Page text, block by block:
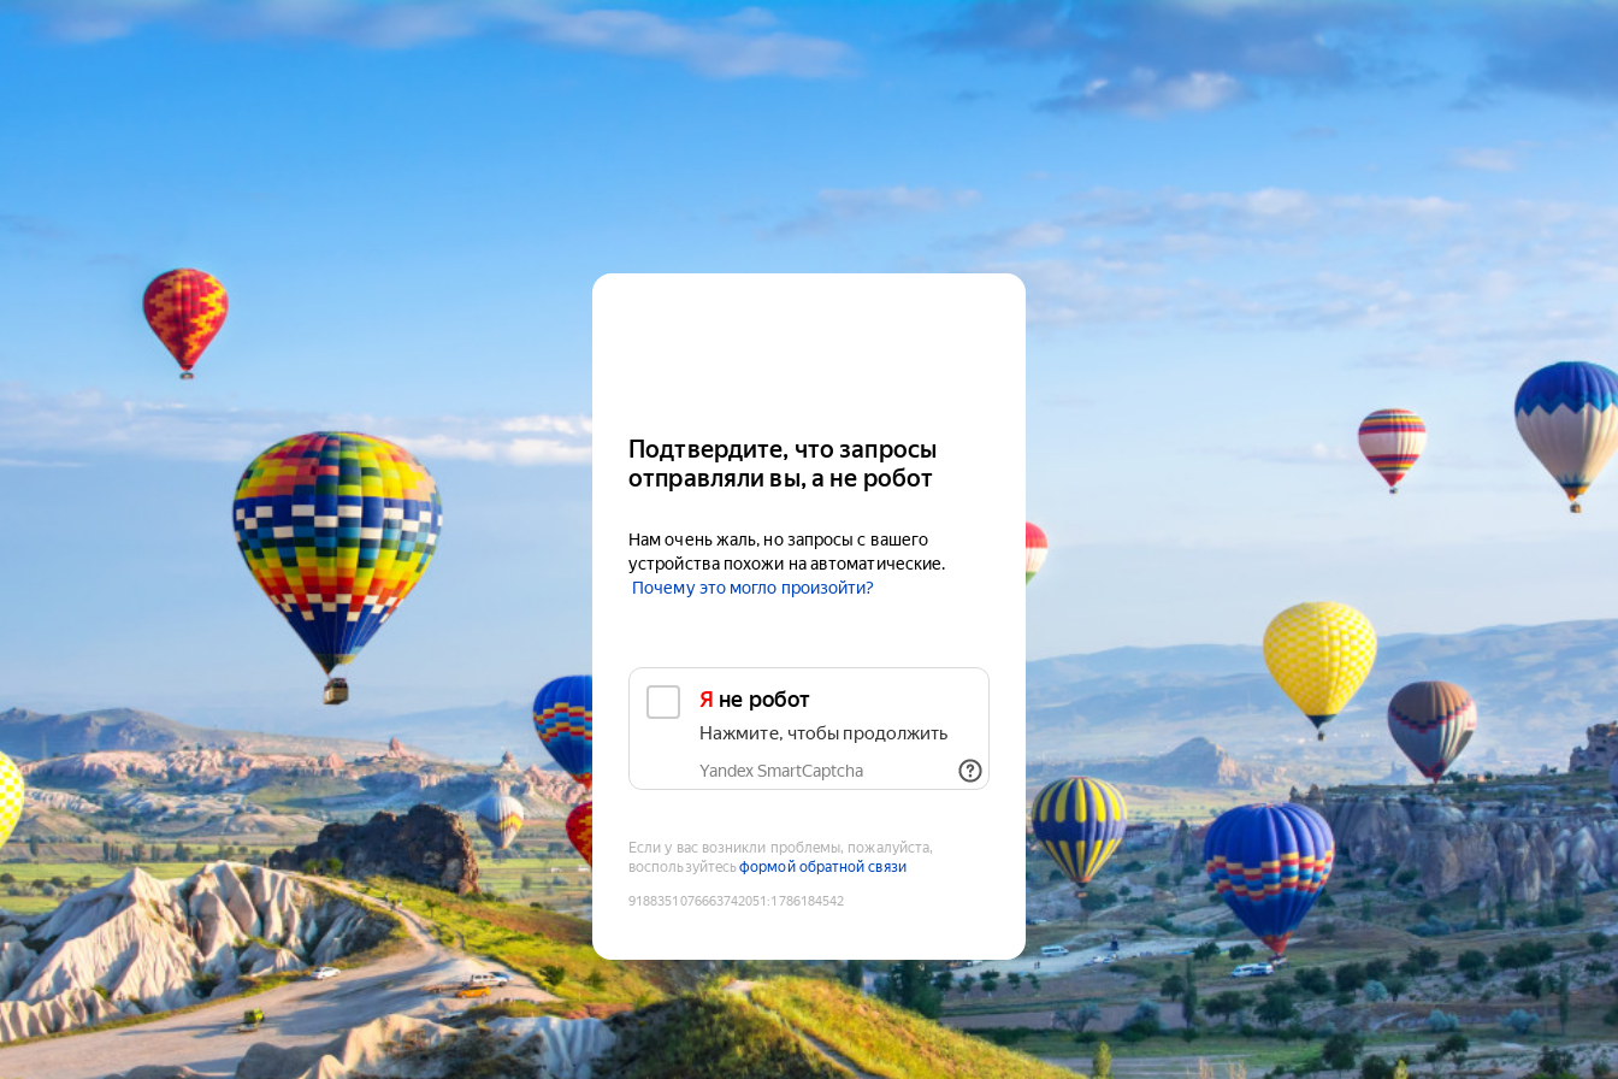
Подтвердите, что запросы
отправляли вы, а не робот
Нам очень жаль, но запросы с вашего
устройства похожи на автоматические.
Почему это могло произойти?
Я не робот
Нажмите, чтобы продолжить
Yandex SmartCaptcha
Если у вас возникли проблемы, пожалуйста,
воспользуйтесьформой обратной связи
9188351076663742051 :1786184542